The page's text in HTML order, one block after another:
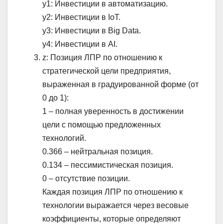
y1: Инвестиции в автоматизацию.
y2: Инвестиции в IoT.
y3: Инвестиции в Big Data.
y4: Инвестиции в AI.
z: Позиция ЛПР по отношению к
стратегической цели предприятия,
выраженная в градуированной форме (от
0 до 1):
1 – полная уверенность в достижении
цели с помощью предложенных
технологий.
0.366 – нейтральная позиция.
0.134 – пессимистическая позиция.
0 – отсутствие позиции.
Каждая позиция ЛПР по отношению к
технологии выражается через весовые
коэффициенты, которые определяют